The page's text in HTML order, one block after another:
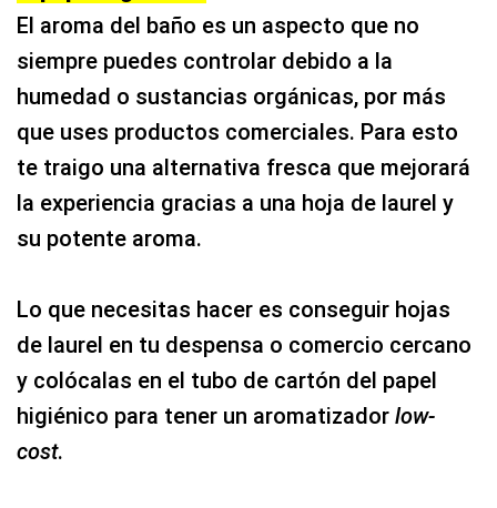
El aroma del baño es un aspecto que no
siempre puedes controlar debido a la
humedad o sustancias orgánicas, por más
que uses productos comerciales. Para esto
te traigo una alternativa fresca que mejorará
la experiencia gracias a una hoja de laurel y
su potente aroma.
Lo que necesitas hacer es conseguir hojas
de laurel en tu despensa o comercio cercano
y colócalas en el tubo de cartón del papel
higiénico para tener un aromatizador low-
cost.